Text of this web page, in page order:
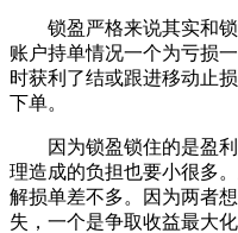
锁盈严格来说其实和
账户持单情况一个为亏损
时获利了结或跟进移动止
下单。
因为锁盈锁住的是盈
理造成的负担也要小很多
解损单差不多。因为两者
失，一个是争取收益最大